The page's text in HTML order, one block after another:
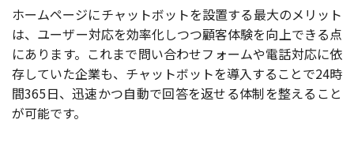
ホームページにチャットボットを設置する最大のメリット
は、ユーザー対応を効率化しつつ顧客体験を向上できる点
にあります。これまで問い合わせフォームや電話対応に依
存していた企業も、チャットボットを導入することで24時
間365日、迅速かつ自動で回答を返せる体制を整えること
が可能です。